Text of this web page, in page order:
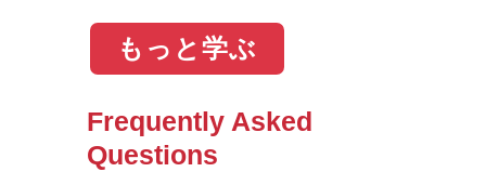
もっと学ぶ
Frequently Asked
Questions